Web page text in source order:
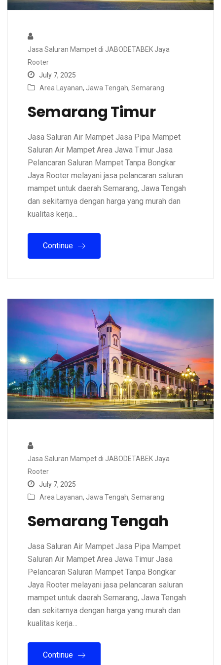
Jasa Saluran Mampet di JABODETABEK Jaya
Rooter
July 7, 2025
Area Layanan, Jawa Tengah, Semarang
Semarang Timur
Jasa Saluran Air Mampet Jasa Pipa Mampet
Saluran Air Mampet Area Jawa Timur Jasa
Pelancaran Saluran Mampet Tanpa Bongkar
Jaya Rooter melayani jasa pelancaran saluran
mampet untuk daerah Semarang, Jawa Tengah
dan sekitarnya dengan harga yang murah dan
kualitas kerja…
Continue
Jasa Saluran Mampet di JABODETABEK Jaya
Rooter
July 7, 2025
Area Layanan, Jawa Tengah, Semarang
Semarang Tengah
Jasa Saluran Air Mampet Jasa Pipa Mampet
Saluran Air Mampet Area Jawa Timur Jasa
Pelancaran Saluran Mampet Tanpa Bongkar
Jaya Rooter melayani jasa pelancaran saluran
mampet untuk daerah Semarang, Jawa Tengah
dan sekitarnya dengan harga yang murah dan
kualitas kerja…
Continue